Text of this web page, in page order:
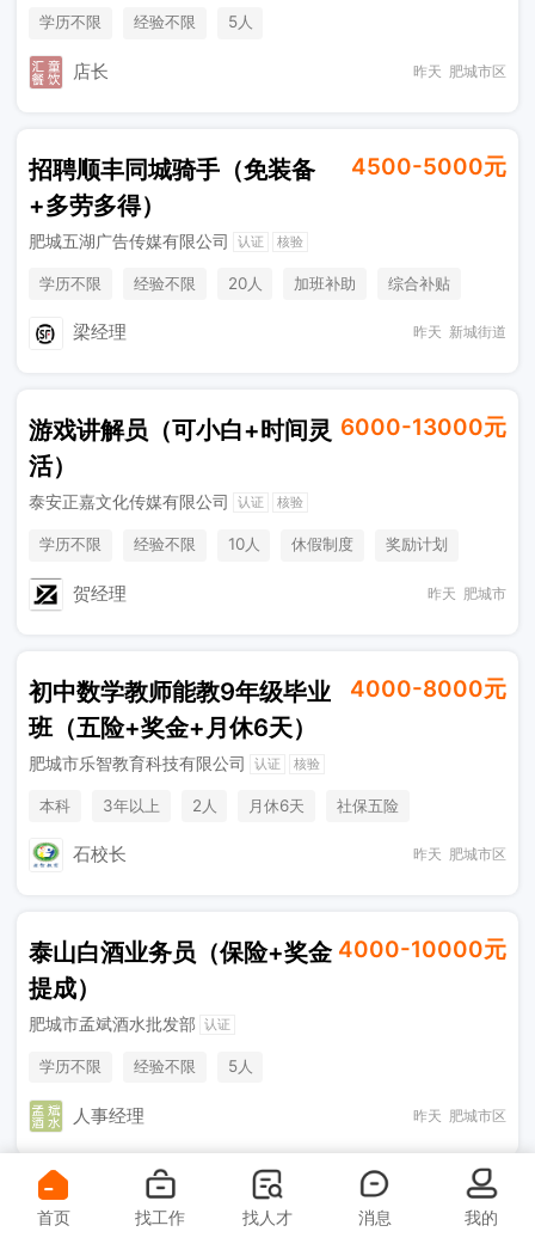
学历不限 经验不限 5人
店长 昨天 肥城市区
招聘顺丰同城骑手（免装备
+多劳多得）
4500-5000元
肥城五湖广告传媒有限公司 认证 核验
学历不限 经验不限 20人 加班补助
综合补贴
梁经理 昨天 新城街道
游戏讲解员（可小白+时间灵
活）
6000-13000元
泰安正嘉文化传媒有限公司 认证 核验
学历不限 经验不限 10人 休假制度
奖励计划
综合补贴
贺经理 昨天 肥城市
初中数学教师能教9年级毕业
班（五险+奖金+月休6天）
4000-8000元
肥城市乐智教育科技有限公司 认证 核验
本科 3年以上 2人 月休6天
社保五险
法定节假日
石校长 昨天 肥城市区
泰山白酒业务员（保险+奖金
提成）
4000-10000元
肥城市孟斌酒水批发部 认证
学历不限 经验不限 5人
人事经理 昨天 肥城市区
产品推广员（五险+带薪
5000-10000元
首页 找工作 找人才 消息 我的